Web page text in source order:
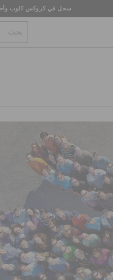
سجل في كروكس كلوب